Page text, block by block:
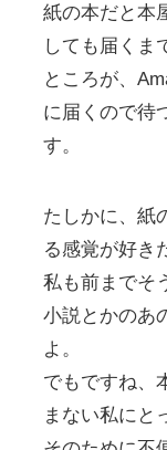
紙の本だと本
しても届くま
ところが、
に届くので待
す。
たしかに、紙
る感覚が好き
私も前までそ
小説とかのあ
よ。
でもですね、
まない私にと